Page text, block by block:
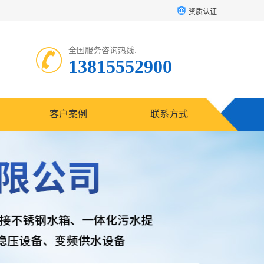
资质认证
全国服务咨询热线:
13815552900
客户案例 联系方式